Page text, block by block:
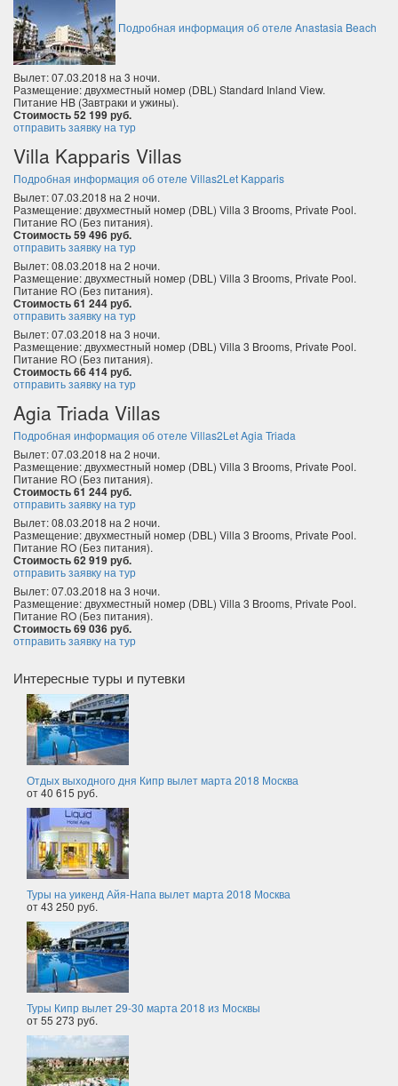
Подробная информация об отеле Anastasia Beach
Вылет: 07.03.2018 на 3 ночи.
Размещение: двухместный номер (DBL) Standard Inland View.
Питание HB (Завтраки и ужины).
Стоимость 52 199 руб.
отправить заявку на тур
Villa Kapparis Villas
Подробная информация об отеле Villas2Let Kapparis
Вылет: 07.03.2018 на 2 ночи.
Размещение: двухместный номер (DBL) Villa 3 Brooms, Private Pool.
Питание RO (Без питания).
Стоимость 59 496 руб.
отправить заявку на тур
Вылет: 08.03.2018 на 2 ночи.
Размещение: двухместный номер (DBL) Villa 3 Brooms, Private Pool.
Питание RO (Без питания).
Стоимость 61 244 руб.
отправить заявку на тур
Вылет: 07.03.2018 на 3 ночи.
Размещение: двухместный номер (DBL) Villa 3 Brooms, Private Pool.
Питание RO (Без питания).
Стоимость 66 414 руб.
отправить заявку на тур
Agia Triada Villas
Подробная информация об отеле Villas2Let Agia Triada
Вылет: 07.03.2018 на 2 ночи.
Размещение: двухместный номер (DBL) Villa 3 Brooms, Private Pool.
Питание RO (Без питания).
Стоимость 61 244 руб.
отправить заявку на тур
Вылет: 08.03.2018 на 2 ночи.
Размещение: двухместный номер (DBL) Villa 3 Brooms, Private Pool.
Питание RO (Без питания).
Стоимость 62 919 руб.
отправить заявку на тур
Вылет: 07.03.2018 на 3 ночи.
Размещение: двухместный номер (DBL) Villa 3 Brooms, Private Pool.
Питание RO (Без питания).
Стоимость 69 036 руб.
отправить заявку на тур
Интересные туры и путевки
Отдых выходного дня Кипр вылет марта 2018 Москва
от 40 615 руб.
Туры на уикенд Айя-Напа вылет марта 2018 Москва
от 43 250 руб.
Туры Кипр вылет 29-30 марта 2018 из Москвы
от 55 273 руб.